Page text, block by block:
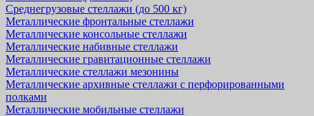
Среднегрузовые стеллажи (до 500 кг)
Металлические фронтальные стеллажи
Металлические консольные стеллажи
Металлические набивные стеллажи
Металлические гравитационные стеллажи
Металлические стеллажи мезонины
Металлические архивные стеллажи с перфорированными
полками
Металлические мобильные стеллажи